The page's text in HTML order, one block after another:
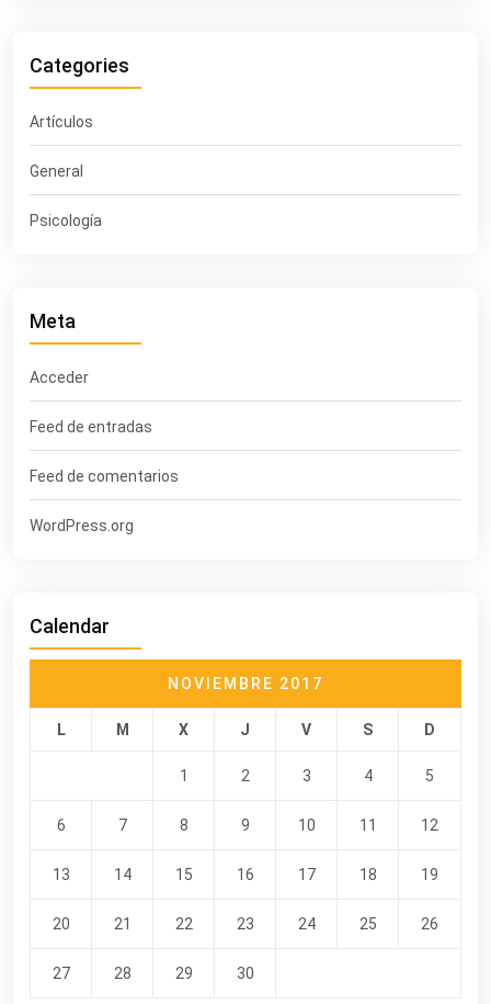
Categories
Artículos
General
Psicología
Meta
Acceder
Feed de entradas
Feed de comentarios
WordPress.org
Calendar
NOVIEMBRE 2017
L M X J V S D
1 2 3 4 5
6 7 8 9 10 11 12
13 14 15 16 17 18 19
20 21 22 23 24 25 26
27 28 29 30